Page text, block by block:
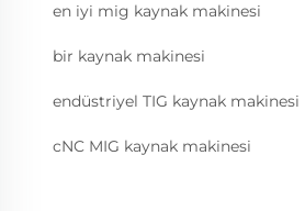
en iyi mig kaynak makinesi
bir kaynak makinesi
endüstriyel TIG kaynak makinesi
cNC MIG kaynak makinesi